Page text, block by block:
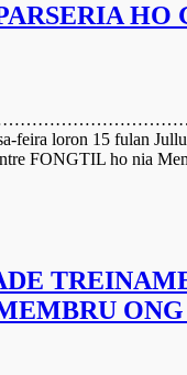
loron 15 fulan Jullu
FONGTIL ho nia